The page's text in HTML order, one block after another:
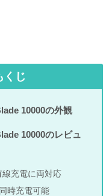
くじ
10000の外観
10000のレビュ
充電に両対応
時充電可能